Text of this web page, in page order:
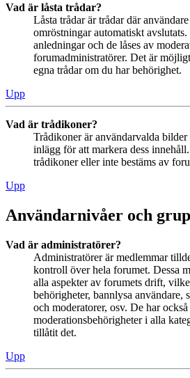
Vad är låsta trådar?
Låsta trådar är trådar där
omröstningar automatiskt
anledningar och de låses av
forumadministratörer. Det är
egna trådar om du har behörighet.
Upp
Vad är trådikoner?
Trådikoner är användarvalda
inlägg för att markera dess
trådikoner eller inte bestäms av
Upp
Användarnivåer och
Vad är administratörer?
Administratörer är medlemmar
kontroll över hela forumet. Dessa
alla aspekter av forumets drift,
behörigheter, bannlysa användare,
och moderatorer, osv. De har
moderationsbehörigheter i alla
tillåtit det.
Upp